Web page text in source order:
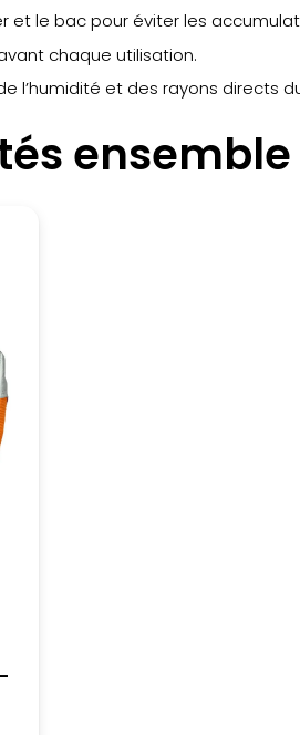
le bac pour éviter les
chaque utilisation.
l’humidité et des rayons directs
ensemble